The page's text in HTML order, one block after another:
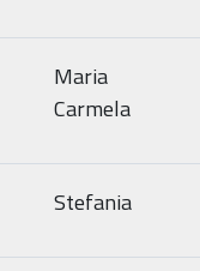
Maria
Carmela
Stefania